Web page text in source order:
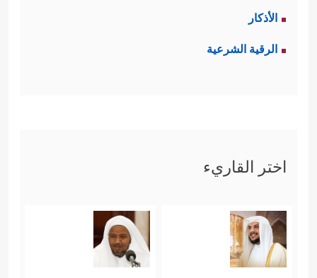
الأذكار
الرقية الشرعية
اختر القاريء